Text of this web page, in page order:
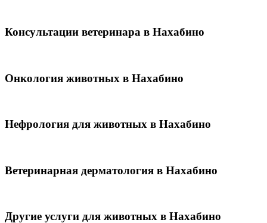
Консультации ветеринара в Нахабино
Онкология животных в Нахабино
Нефрология для животных в Нахабино
Ветеринарная дерматология в Нахабино
Другие услуги для животных в Нахабино